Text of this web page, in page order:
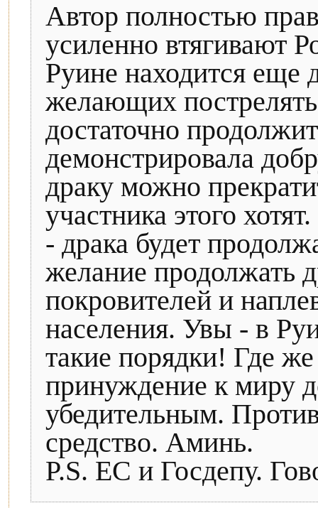
Автор полностью
усиленно втягивают
Руине находится еще
желающих
достаточно
демонстрировала
драку можно
участника этого
- драка будет
желание продолжать
покровителей и
населения. Увы - в
такие порядки! Где
принуждение к миру
убедительным.
средство. Аминь.
P.S. ЕС и Госдепу.